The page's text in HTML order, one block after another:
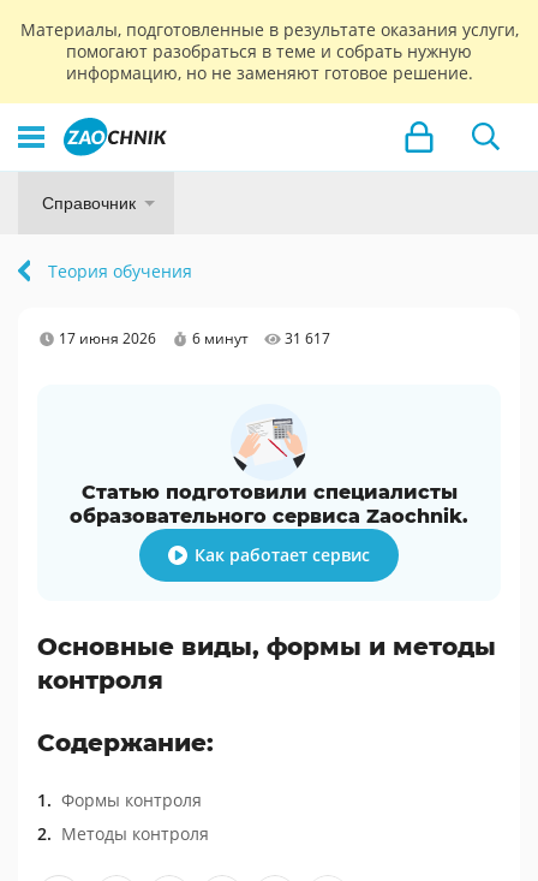
Материалы, подготовленные в результате оказания услуги,
помогают разобраться в теме и собрать нужную
информацию, но не заменяют готовое решение.
Справочник
Теория обучения
17 июня 2026 6 минут 31 617
Статью подготовили специалисты
образовательного сервиса Zaochnik.
Как работает сервис
Основные виды, формы и методы
контроля
Содержание:
Формы контроля
Методы контроля